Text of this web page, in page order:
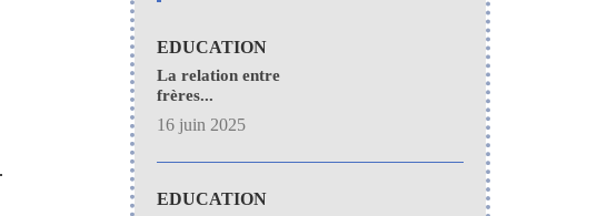
EDUCATION
La relation entre
frères...
16 juin 2025
EDUCATION